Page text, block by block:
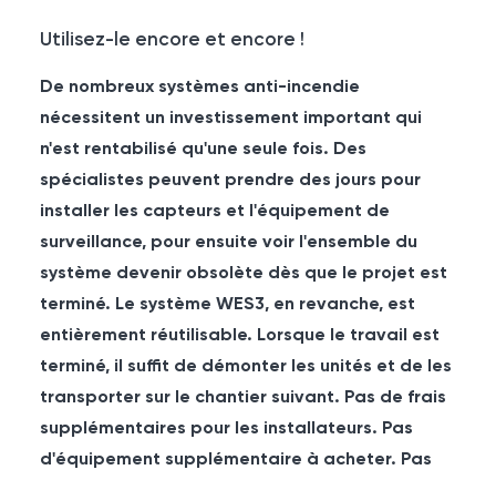
Utilisez-le encore et encore !
De nombreux systèmes anti-incendie
nécessitent un investissement important qui
n'est rentabilisé qu'une seule fois. Des
spécialistes peuvent prendre des jours pour
installer les capteurs et l'équipement de
surveillance, pour ensuite voir l'ensemble du
système devenir obsolète dès que le projet est
terminé. Le système WES3, en revanche, est
entièrement réutilisable. Lorsque le travail est
terminé, il suffit de démonter les unités et de les
transporter sur le chantier suivant. Pas de frais
supplémentaires pour les installateurs. Pas
d'équipement supplémentaire à acheter. Pas